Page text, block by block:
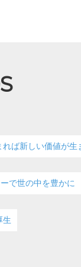
ば新しい価値が生
で世の中を豊かに
生